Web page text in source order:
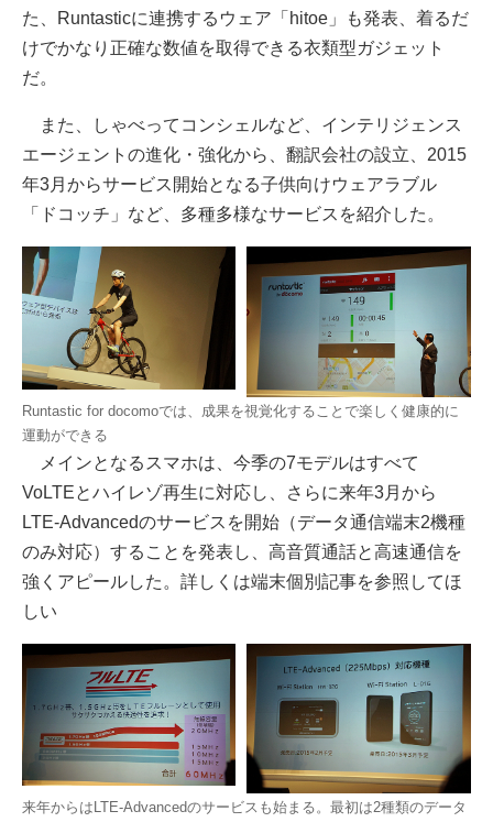
た、Runtasticに連携するウェア「hitoe」も発表、着るだ
けでかなり正確な数値を取得できる衣類型ガジェット
だ。
また、しゃべってコンシェルなど、インテリジェンス
エージェントの進化・強化から、翻訳会社の設立、2015
年3月からサービス開始となる子供向けウェアラブル
「ドコッチ」など、多種多様なサービスを紹介した。
Runtastic for docomoでは、成果を視覚化することで楽しく健康的に
運動ができる
メインとなるスマホは、今季の7モデルはすべて
VoLTEとハイレゾ再生に対応し、さらに来年3月から
LTE-Advancedのサービスを開始（データ通信端末2機種
のみ対応）することを発表し、高音質通話と高速通信を
強くアピールした。詳しくは端末個別記事を参照してほ
しい
来年からはLTE-Advancedのサービスも始まる。最初は2種類のデータ